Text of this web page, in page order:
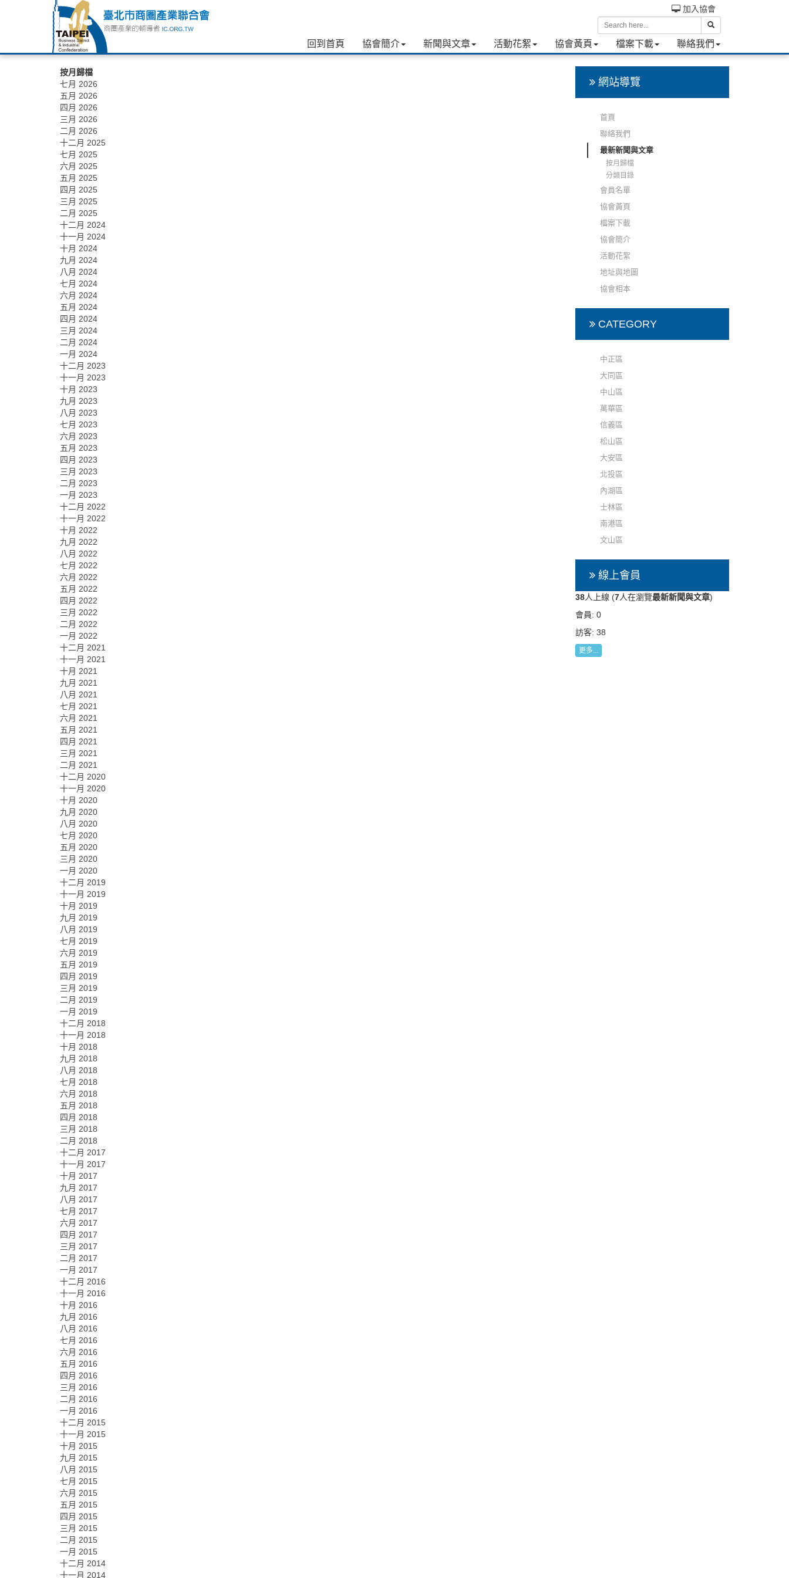
回到首頁 協會簡介 新聞與文章 活動花絮 協會黃頁 檔案下載 聯絡我們
加入協會
按月歸檔
七月 2026
五月 2026
四月 2026
三月 2026
二月 2026
十二月 2025
七月 2025
六月 2025
五月 2025
四月 2025
三月 2025
二月 2025
十二月 2024
十一月 2024
十月 2024
九月 2024
八月 2024
七月 2024
六月 2024
五月 2024
四月 2024
三月 2024
二月 2024
一月 2024
十二月 2023
十一月 2023
十月 2023
九月 2023
八月 2023
七月 2023
六月 2023
五月 2023
四月 2023
三月 2023
二月 2023
一月 2023
十二月 2022
十一月 2022
十月 2022
九月 2022
八月 2022
七月 2022
六月 2022
五月 2022
四月 2022
三月 2022
二月 2022
一月 2022
十二月 2021
十一月 2021
十月 2021
九月 2021
八月 2021
七月 2021
六月 2021
五月 2021
四月 2021
三月 2021
二月 2021
十二月 2020
十一月 2020
十月 2020
九月 2020
八月 2020
七月 2020
五月 2020
三月 2020
一月 2020
十二月 2019
十一月 2019
十月 2019
九月 2019
八月 2019
七月 2019
六月 2019
五月 2019
四月 2019
三月 2019
二月 2019
一月 2019
十二月 2018
十一月 2018
十月 2018
九月 2018
八月 2018
七月 2018
六月 2018
五月 2018
四月 2018
三月 2018
二月 2018
十二月 2017
十一月 2017
十月 2017
九月 2017
八月 2017
七月 2017
六月 2017
四月 2017
三月 2017
二月 2017
一月 2017
十二月 2016
十一月 2016
十月 2016
九月 2016
八月 2016
七月 2016
六月 2016
五月 2016
四月 2016
三月 2016
二月 2016
一月 2016
十二月 2015
十一月 2015
十月 2015
九月 2015
八月 2015
七月 2015
六月 2015
五月 2015
四月 2015
三月 2015
二月 2015
一月 2015
十二月 2014
十一月 2014
網站導覽
首頁
聯絡我們
最新新聞與文章
按月歸檔
分類目錄
會員名單
協會黃頁
檔案下載
協會簡介
活動花絮
地址與地圖
協會相本
CATEGORY
中正區
大同區
中山區
萬華區
信義區
松山區
大安區
北投區
內湖區
士林區
南港區
文山區
線上會員
38人上線 (7人在瀏覽最新新聞與文章)
會員: 0
訪客: 38
更多...